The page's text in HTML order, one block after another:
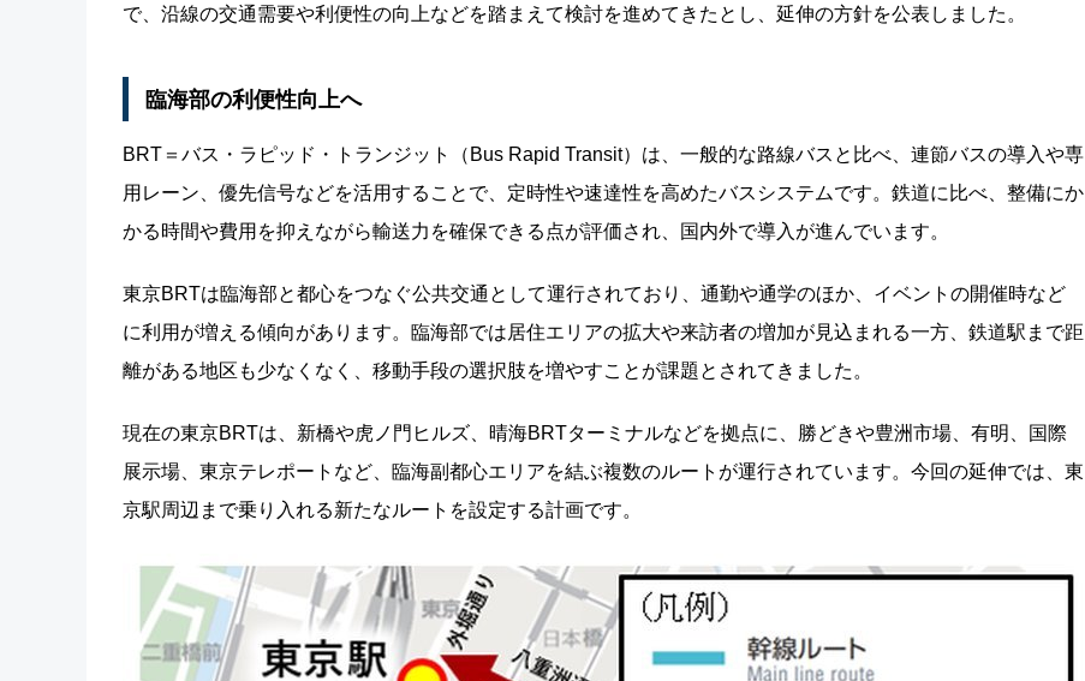
で、沿線の交通需要や利便性の向上などを踏まえて検討を進めてきたとし、延伸の方針を公表しました。
臨海部の利便性向上へ
BRT＝バス・ラピッド・トランジット（Bus Rapid Transit）は、一般的な路線バスと比べ、連節バスの導入や専
用レーン、優先信号などを活用することで、定時性や速達性を高めたバスシステムです。鉄道に比べ、整備にか
かる時間や費用を抑えながら輸送力を確保できる点が評価され、国内外で導入が進んでいます。
東京BRTは臨海部と都心をつなぐ公共交通として運行されており、通勤や通学のほか、イベントの開催時など
に利用が増える傾向があります。臨海部では居住エリアの拡大や来訪者の増加が見込まれる一方、鉄道駅まで距
離がある地区も少なくなく、移動手段の選択肢を増やすことが課題とされてきました。
現在の東京BRTは、新橋や虎ノ門ヒルズ、晴海BRTターミナルなどを拠点に、勝どきや豊洲市場、有明、国際
展示場、東京テレポートなど、臨海副都心エリアを結ぶ複数のルートが運行されています。今回の延伸では、東
京駅周辺まで乗り入れる新たなルートを設定する計画です。